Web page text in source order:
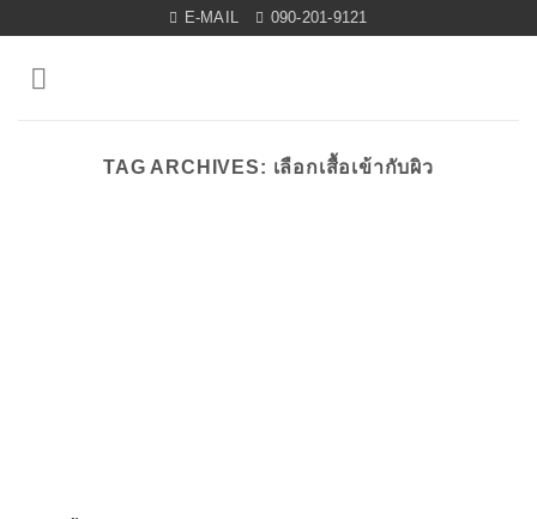
content
E-MAIL 090-201-9121
TAG ARCHIVES: เลือกเสื้อเข้ากับผิว